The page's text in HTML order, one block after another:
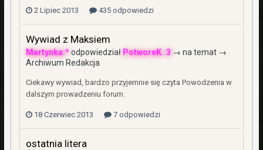
2 Lipiec 2013 435 odpowiedzi
Wywiad z Maksiem
Martynka:*odpowiedział PotworeK.:3 → na temat →
Archiwum Redakcja
Ciekawy wywiad, bardzo przyjemnie się czyta Powodzenia w
dalszym prowadzeniu forum.
18 Czerwiec 2013 7 odpowiedzi
ostatnia litera